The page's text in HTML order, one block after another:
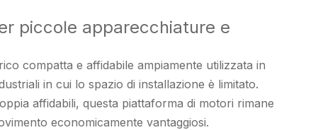
piccole apparecchiature e
compatta e affidabile ampiamente utilizzata in
in cui lo spazio di installazione è limitato.
affidabili, questa piattaforma di motori rimane
economicamente vantaggiosi.